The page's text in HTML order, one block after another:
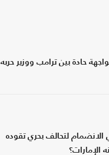
حادة بين ترامب ووزير حربه
الانضمام لتحالف بحري تقوده
الإمارات؟